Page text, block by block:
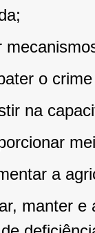
o
na
a
manter e